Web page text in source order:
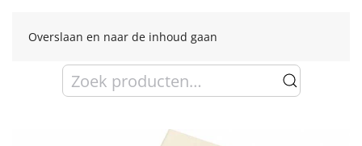
Overslaan en naar de inhoud gaan
Zoeken
naar: